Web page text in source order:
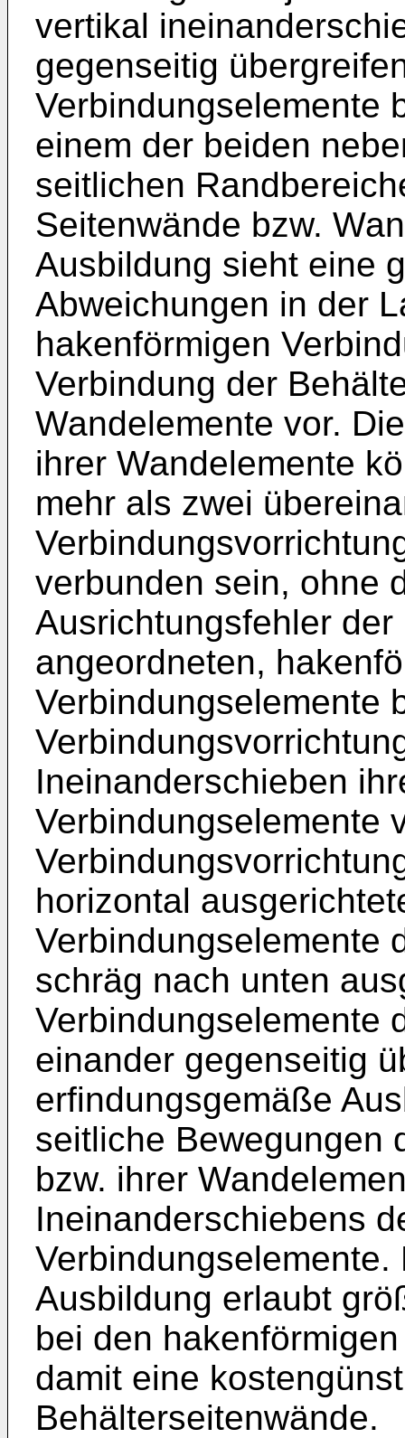
vertikal
gegenseitig
Verbindungselemente
einem der beiden
seitlichen
Seitenwände bzw.
Ausbildung sieht eine
Abweichungen in der
hakenförmigen
Verbindung der
Wandelemente vor.
ihrer Wandelemente
mehr als zwei
verbunden sein, ohne
Ausrichtungsfehler
angeordneten,
Verbindungselemente
Ineinanderschieben
Verbindungselemente
horizontal
Verbindungselemente
schräg nach unten
Verbindungselemente
einander gegenseitig
erfindungsgemäße
seitliche Bewegungen
bzw. ihrer
Ineinanderschiebens
Ausbildung erlaubt
bei den
damit eine
Behälterseitenwände.